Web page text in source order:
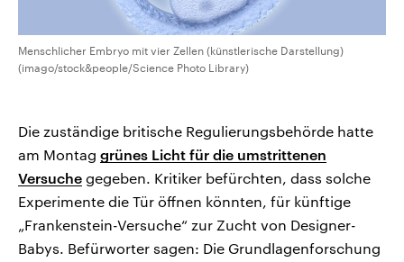
Menschlicher Embryo mit vier Zellen (künstlerische Darstellung)
(imago/stock&people/Science Photo Library)
Die zuständige britische Regulierungsbehörde hatte
am Montag grünes Licht für die umstrittenen
Versuche gegeben. Kritiker befürchten, dass solche
Experimente die Tür öffnen könnten, für künftige
„Frankenstein-Versuche“ zur Zucht von Designer-
Babys. Befürworter sagen: Die Grundlagenforschung